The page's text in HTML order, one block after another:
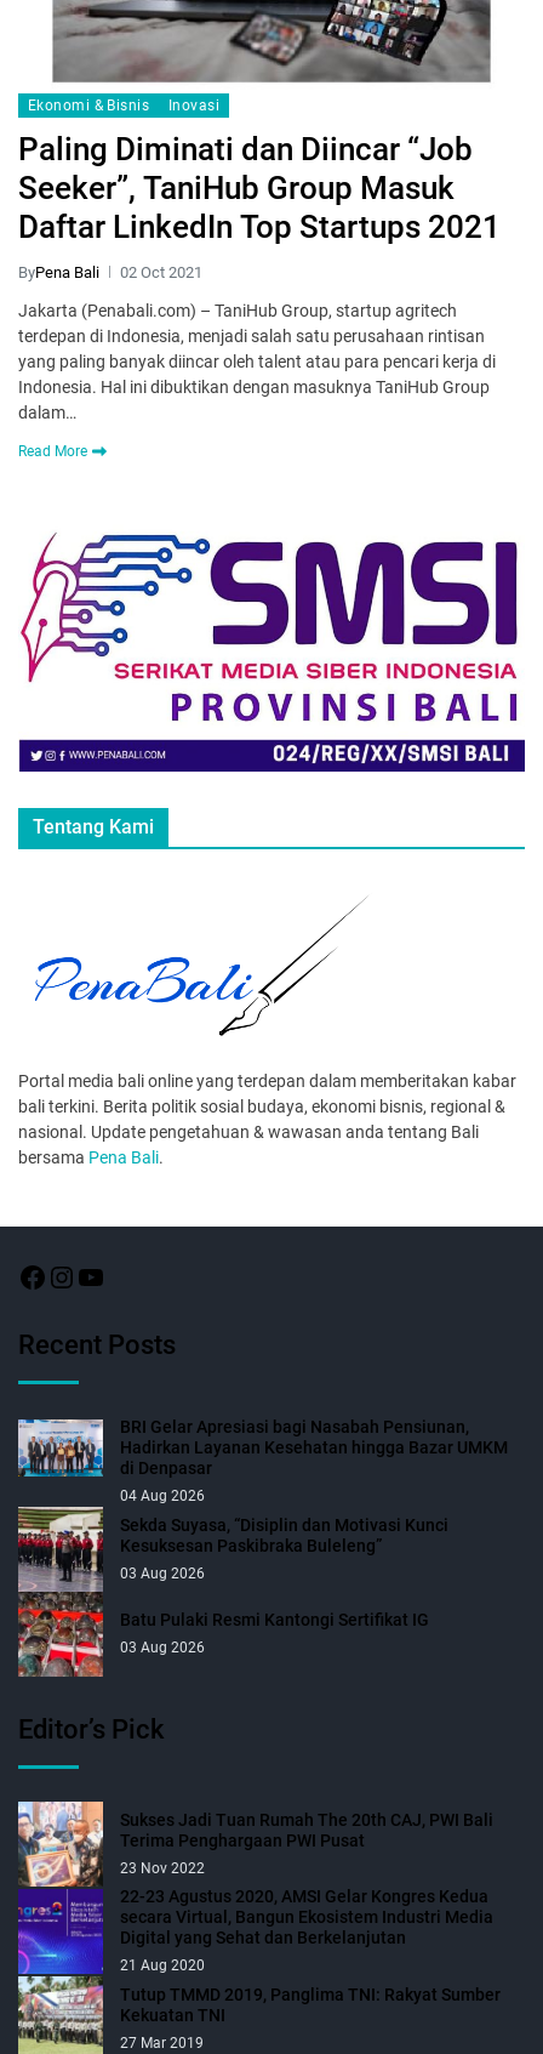
Ekonomi & Bisnis Inovasi
Paling Diminati dan Diincar “Job
Seeker”, TaniHub Group Masuk
Daftar LinkedIn Top Startups 2021
ByPena Bali 02 Oct 2021
Jakarta (Penabali.com) – TaniHub Group, startup agritech
terdepan di Indonesia, menjadi salah satu perusahaan rintisan
yang paling banyak diincar oleh talent atau para pencari kerja di
Indonesia. Hal ini dibuktikan dengan masuknya TaniHub Group
dalam…
Read More
Tentang Kami
Portal media bali online yang terdepan dalam memberitakan kabar
bali terkini. Berita politik sosial budaya, ekonomi bisnis, regional &
nasional. Update pengetahuan & wawasan anda tentang Bali
bersama Pena Bali.
Recent Posts
BRI Gelar Apresiasi bagi Nasabah Pensiunan,
Hadirkan Layanan Kesehatan hingga Bazar UMKM
di Denpasar
04 Aug 2026
Sekda Suyasa, “Disiplin dan Motivasi Kunci
Kesuksesan Paskibraka Buleleng”
03 Aug 2026
Batu Pulaki Resmi Kantongi Sertifikat IG
03 Aug 2026
Editor’s Pick
Sukses Jadi Tuan Rumah The 20th CAJ, PWI Bali
Terima Penghargaan PWI Pusat
23 Nov 2022
22-23 Agustus 2020, AMSI Gelar Kongres Kedua
secara Virtual, Bangun Ekosistem Industri Media
Digital yang Sehat dan Berkelanjutan
21 Aug 2020
Tutup TMMD 2019, Panglima TNI: Rakyat Sumber
Kekuatan TNI
27 Mar 2019